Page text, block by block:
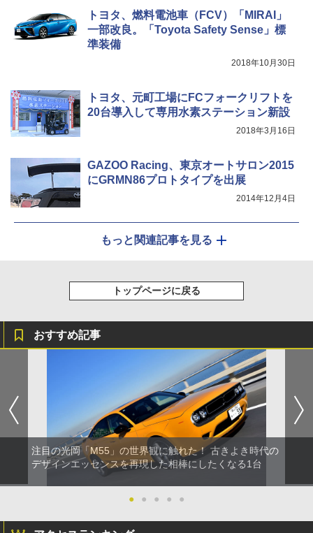
トヨタ、燃料電池車（FCV）「MIRAI」
一部改良。「Toyota Safety Sense」標
準装備
2018年10月30日
トヨタ、元町工場にFCフォークリフトを
20台導入して専用水素ステーション新設
2018年3月16日
GAZOO Racing、東京オートサロン2015
にGRMN86プロトタイプを出展
2014年12月4日
もっと関連記事を見る
トップページに戻る
おすすめ記事
注目の光岡「M55」の世界観に触れた！ 古きよき時代の
デザインエッセンスを再現した相棒にしたくなる1台
● ● ● ● ●